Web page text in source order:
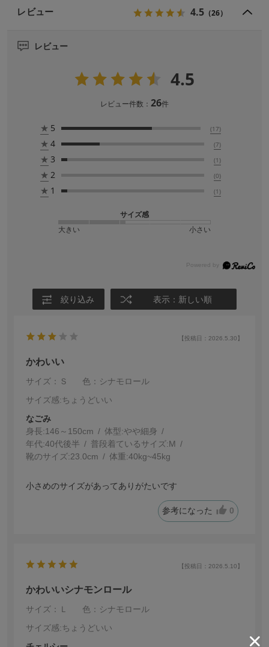
レビュー 4.5 （26）
レビュー
4.5
レビュー件数： 26件
★ 5 (17)
★ 4 (7)
★ 3 (1)
★ 2 (0)
★ 1 (1)
サイズ感
大きい
小さい
絞り込み 表示：新しい順
【投稿日：2026.5.30】
かわいい
サイズ：Ｓ
色：シナモロール
サイズ感:ちょうどいい
なごみ
身長:146～150cm 体型:細身
年代:40代後半 普段着ているサイズ:M
靴のサイズ:23.0cm 体重:40kg~45kg
小さめのサイズがあってありがたいです
参考になった 0
【投稿日：2026.5.10】
かわいいシナモンロール
サイズ：Ｌ
色：シナモロール
サイズ感:ちょうどいい